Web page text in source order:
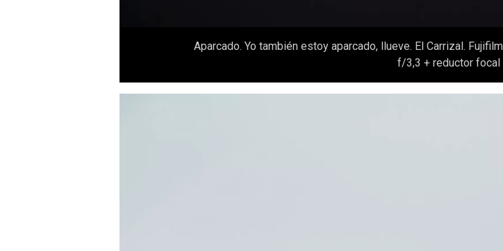
Aparcado. Yo también estoy aparcado, llueve. El Carrizal.
f/3,3 + reductor focal